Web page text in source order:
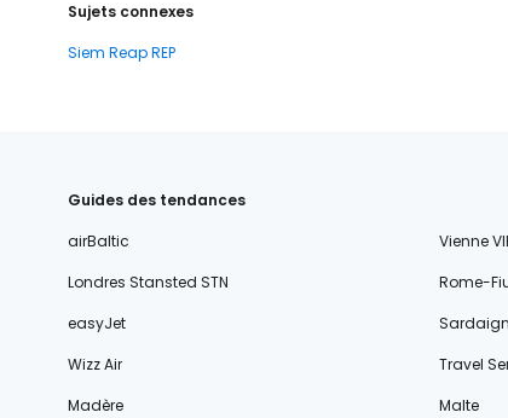
Sujets connexes
Siem Reap REP
Guides des tendances
airBaltic
Vienne
Londres Stansted STN
Rome-
easyJet
Wizz Air
Travel
Madère
Malte